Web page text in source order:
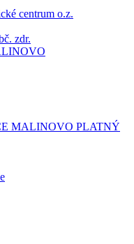
centrum o.z.
zdr.
MALINOVO PLATNÝ